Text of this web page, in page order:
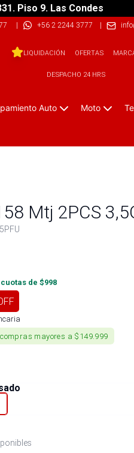
Piso 9. Las Condes
| +56 2 2244 3777 |
LIQUIDACIÓN OFERTAS
DESPACHO 24 HRS
Auto Moto
Mtj 2PCS
cuotas de $998
mayores a $149.999